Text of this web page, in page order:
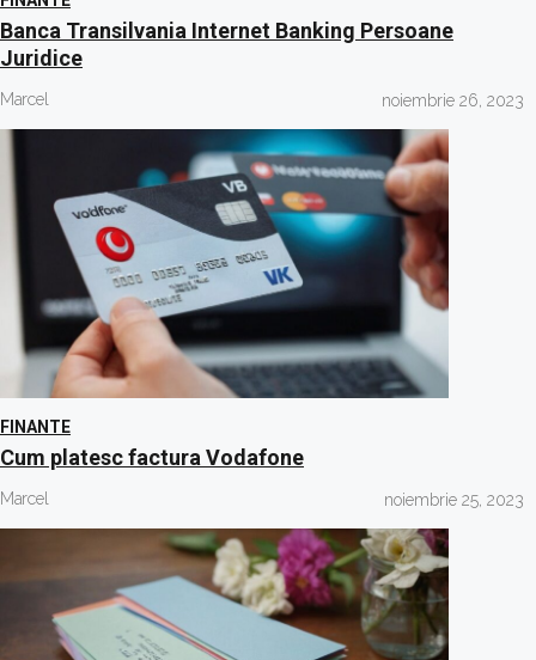
Banca Transilvania Internet Banking Persoane
Juridice
Marcel noiembrie 26, 2023
FINANTE
Cum platesc factura Vodafone
Marcel noiembrie 25, 2023